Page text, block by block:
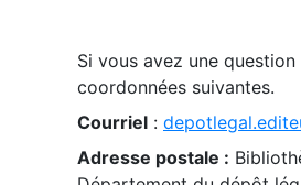
Si vous avez une
coordonnées suivantes.
Courriel :
Adresse postale :